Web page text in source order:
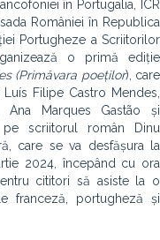
în Portugalia, ICR
României în Republica
Portugheze a Scriitorilor
o primă ediție
(Primăvara poeților), care
Filipe Castro Mendes,
Ana Marques Gastão și
scriitorul român Dinu
care se va desfășura la
2024, începând cu ora
cititori să asiste la o
franceză, portugheză și